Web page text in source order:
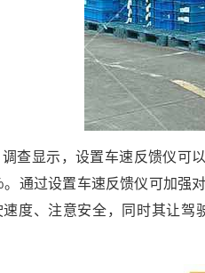
调查显示，设置车速反馈仪可
。通过设置车速反馈仪可加强
速度、注意安全，同时其让驾